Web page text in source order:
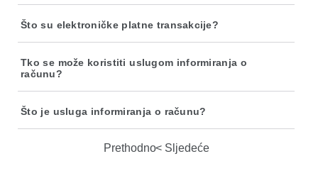
Što su elektroničke platne transakcije?
Tko se može koristiti uslugom informiranja o
računu?
Što je usluga informiranja o računu?
Prethodno Sljedeće